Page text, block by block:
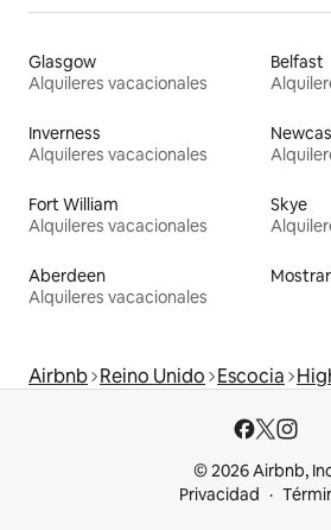
Glasgow
Alquileres vacacionales
Belfast
Inverness
Alquileres vacacionales
Fort William
Alquileres vacacionales
Skye
Aberdeen
Alquileres vacacionales
Airbnb Reino Unido Escocia
© 2026 Airbnb,
Privacidad